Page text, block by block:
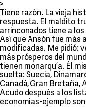
>
Tiene razón. La vieja
respuesta. El maldito
arrinconados tiene a
Así que Ansón fue más
modificadas. Me pidió:
más prósperos del
tienen monarquía. Él
suelta: Suecia,
Canadá, Gran Bretaña,
Acudo después a los
economías-ejemplo son